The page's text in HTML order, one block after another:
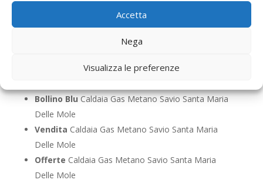
Accetta
Nega
Visualizza le preferenze
Caldaia Gas Metano Savio Santa Maria Delle
Controllo FumiCaldaia Gas Metano Savio Santa
Bollino BluCaldaia Gas Metano Savio Santa Maria
Delle Mole
Vendita Caldaia Gas Metano Savio Santa Maria
Delle Mole
Offerte Caldaia Gas Metano Savio Santa Maria
Delle Mole